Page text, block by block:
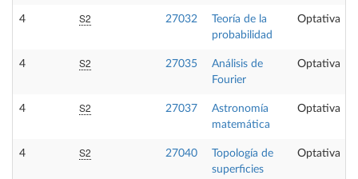
4 S2 27032
Teoría de la
probabilidad
Optativa
4 S2 27035
Análisis de
Fourier
Optativa
4 S2 27037
Astronomía
matemática
Optativa
4 S2 27040
Topología de
superficies
Optativa